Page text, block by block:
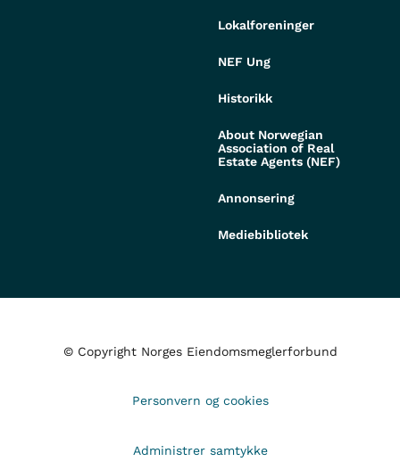
Lokalforeninger
NEF Ung
Historikk
About Norwegian
Association of Real
Estate Agents (NEF)
Annonsering
Mediebibliotek
© Copyright Norges Eiendomsmeglerforbund
Personvern og cookies
Administrer samtykke